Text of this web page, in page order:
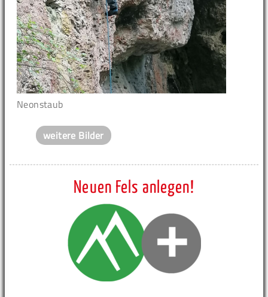
Neonstaub
weitere Bilder
Neuen Fels anlegen!